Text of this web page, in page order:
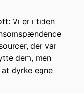
Vi er i tiden
der var
dem, men
dyrke egne